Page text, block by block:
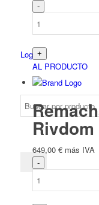
Login
AL PRODUCTO
Rivdom
649,00 € más IVA